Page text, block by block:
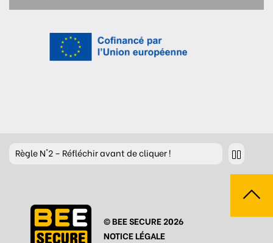
RègleN°2 – Réfléchir avant de cliquer !
RègleN°4 – Respecter les autres
RègleN°5 – Se protéger du piratage
© BEE SECURE 2026
NOTICE LÉGALE